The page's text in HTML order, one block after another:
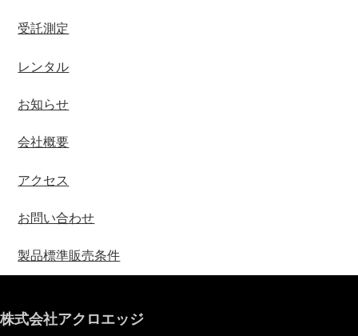
受託測定
レンタル
お知らせ
会社概要
アクセス
お問い合わせ
製品標準販売条件
株式会社アクロエッジ